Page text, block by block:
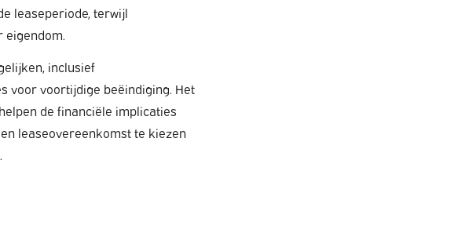
leaseperiode, terwijl
eigendom.
inclusief
voor voortijdige beëindiging. Het
de financiële implicaties
leaseovereenkomst te kiezen